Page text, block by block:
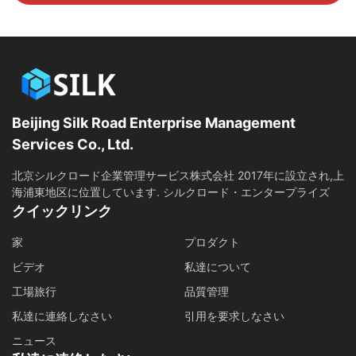
Beijing Silk Road Enterprise Management
Services Co., Ltd.
北京シルクロード企業管理サービス株式会社 2017年に設立され,上
海浦東地区に位置しています. シルクロード・エンタープライズ
クイックリンク
家
プロダクト
ビデオ
私達について
工場旅行
品質管理
私達に連絡しなさい
引用を要求しなさい
ニュース